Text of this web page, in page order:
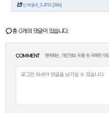
신부용4_3.JPG [3kb]
총 0개의 댓글이 있습니다.
COMMENT 명예훼손, 개인정보 유출 등 유해한 댓